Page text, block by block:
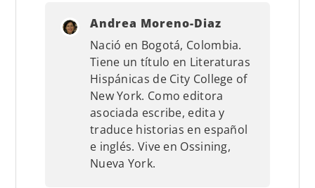
Andrea Moreno-Diaz
Nació en Bogotá, Colombia.
Tiene un título en Literaturas
Hispánicas de City College of
New York. Como editora
asociada escribe, edita y
traduce historias en español
e inglés. Vive en Ossining,
Nueva York.